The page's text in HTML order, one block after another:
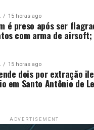
15 horas ago
é preso após ser
com arma de airsoft;
15 horas ago
dois por extração
em Santo Antônio de
ADVERTISEMENT